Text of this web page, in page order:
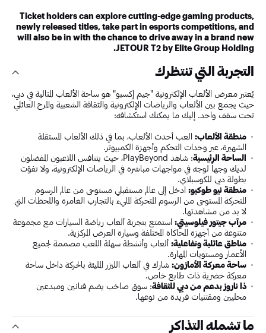
Ticket holders can explore cutting-edge gaming products,
newly released titles, take part in esports competitions, and
will also be in with the chance to drive away in a brand new
JETOUR T2 by Elite Group Holding.
التجربة التي تنتظرك
يُعتبر معرض الألعاب الإلكترونية "جيم إكسبو" هو ساحة الألعاب المثالية في دبي،
حيث يجمع بين الألعاب والرياضات الإلكترونية والثقافة الشعبية والمرح العائلي
تحت سقف واحد. إليك ما يمكنك استكشافه:
منطقة الألعاب: العب أحدث الألعاب، بما في ذلك الألعاب المستقلة
الشهيرة، عبر وحدات التحكم وأجهزة الكمبيوتر.
الساحة الرئيسية
: شاهد PlayBeyond، حيث يتنافس اللاعبون المفضلون
لديك وجهاً لوجه في مواجهات مباشرة في الرياضات الإلكترونية، ولا تفوّت
بطولة دبي للكوسبلاي.
منطقة نيو طوكيو: ادخل إلى عالم مستقبلي مستوحى من عالم الرسوم
المتحركة المستوحى من الرسوم المتحركة المليء بالتجارب الغامرة واللحظات التي
لا بد من مشاهدتها.
مرآب جيتور فيلوسيتي: استمتع بتجربة ألعاب رياضة السيارات مع مجموعة
متنوعة من أجهزة المحاكاة المختلفة وسيارة العرض المركزية.
مناطق عائلية وتفاعلية: ألعاب وأنشطة سهلة اللعب مصممة لجميع
الأعمار ومستويات المهارة.
ساحة معركة الأمازون: شارك في ألعاب الليزر المليئة بالحركة داخل ساحة
معركة حضرية ذات طابع خاص.
ذا ناروز بدعم من دبي للثقافة: سوق صاخب يضم فنانين ومبدعين
محليين ومقتنيات فريدة من نوعها.
ما تشمله التذاكر